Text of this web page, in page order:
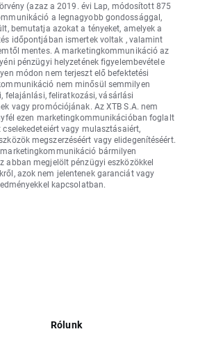
(azaz a 2019. évi Lap, módosított 875
a legnagyobb gondossággal,
bemutatja azokat a tényeket, amelyek a
időpontjában ismertek voltak , valamint
mentes. A marketingkommunikáció az
pénzügyi helyzetének figyelembevétele
módon nem terjeszt elő befektetési
nem minősül semmilyen
felajánlási, feliratkozási, vásárlási
vagy promóciójának. Az XTB S.A. nem
ezen marketingkommunikációban foglalt
vagy mulasztásaiért,
megszerzéséért vagy elidegenítéséért.
bármilyen
abban megjelölt pénzügyi eszközökkel
azok nem jelentenek garanciát vagy
kapcsolatban.
Rólunk